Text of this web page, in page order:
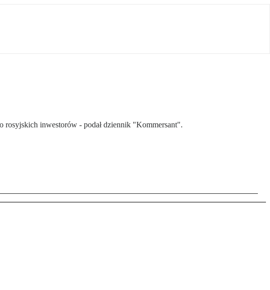
rosyjskich inwestorów - podał dziennik "Kommersant".